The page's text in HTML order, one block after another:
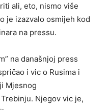
ali, eto, nismo više
je izazvalo osmijeh kod
na pressu.
na današnjoj press
i vic o Rusima i
Mjesnog
Njegov vic je,